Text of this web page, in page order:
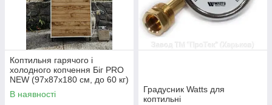
Коптильня гарячого і
холодного копчення Біг PRO
NEW (97x87x180 см, до 60 кг)
ПІД ЗАМОВЛЕННЯ
В наявності
Градусник Watts для
коптильні